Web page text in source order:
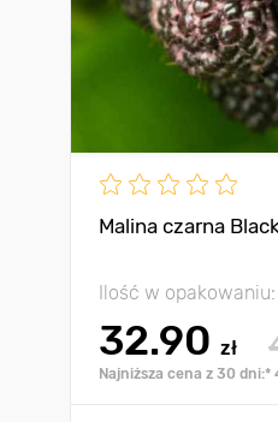
Malina czarna
Ilość w opakowaniu:
32.90 zł
Najniższa cena z 30 dni:*